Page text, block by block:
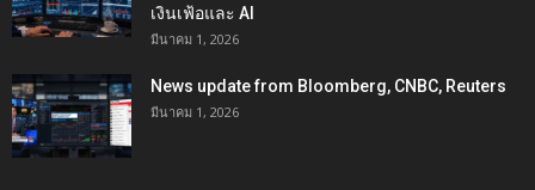
เงินเฟ้อและ AI
มีนาคม 1, 2026
News update from Bloomberg, CNBC, Reuters
มีนาคม 1, 2026